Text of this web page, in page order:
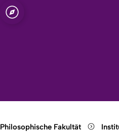
und
Open quicklink menu
Philosophische Fakultät